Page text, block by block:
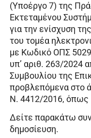
(Υποέργο 7) της
Εκτεταμένου
για την ενίσχυση
του τομέα
με Κωδικό ΟΠΣ
υπ’ αριθ. 263/2024
Συμβουλίου της
προβλεπόμενα στο
Ν. 4412/2016, όπως
Δείτε παρακάτω
δημοσίευση.